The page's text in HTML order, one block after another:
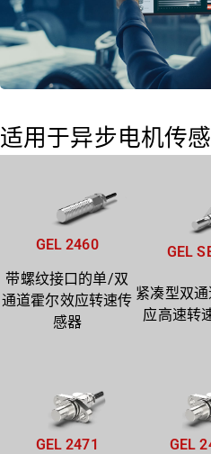
适用于异步电机传
GEL 2460
带螺纹接口的单/双
通道霍尔效应转速传
感器
GEL
紧凑型双
应高速转
GEL 2471
GEL